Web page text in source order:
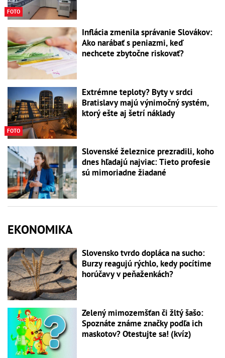
FOTO
Inflácia zmenila správanie Slovákov:
Ako narábať s peniazmi, keď
nechcete zbytočne riskovať?
FOTO
Extrémne teploty? Byty v srdci
Bratislavy majú výnimočný systém,
ktorý ešte aj šetrí náklady
Slovenské železnice prezradili, koho
dnes hľadajú najviac: Tieto profesie
sú mimoriadne žiadané
EKONOMIKA
Slovensko tvrdo dopláca na sucho:
Burzy reagujú rýchlo, kedy pocítime
horúčavy v peňaženkách?
Zelený mimozemšťan či žltý šašo:
Spoznáte známe značky podľa ich
maskotov? Otestujte sa! (kvíz)